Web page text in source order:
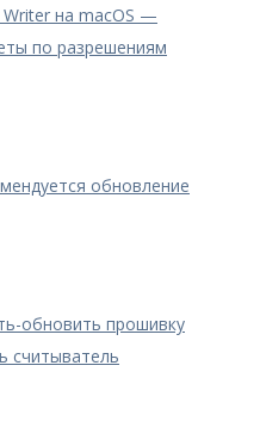
Writer на macOS —
по разрешениям
обновление
обновить прошивку
считыватель